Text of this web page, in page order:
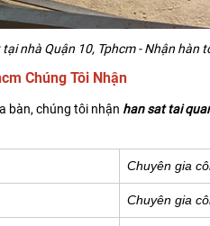
nhà Quận 10, Tphcm - Nhận hàn
Chúng Tôi Nhận
bàn, chúng tôi nhận han sat tai
Chuyên gia
Chuyên gia